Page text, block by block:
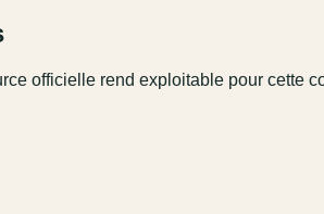
officielle rend exploitable pour cette